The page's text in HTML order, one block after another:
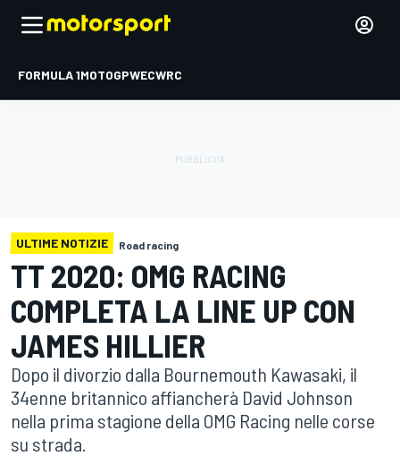
FORMULA 1MOTOGPWECWRC
ULTIME NOTIZIE Road racing
TT 2020: OMG RACING
COMPLETA LA LINE UP CON
JAMES HILLIER
Dopo il divorzio dalla Bournemouth Kawasaki, il
34enne britannico affiancherà David Johnson
nella prima stagione della OMG Racing nelle corse
su strada.